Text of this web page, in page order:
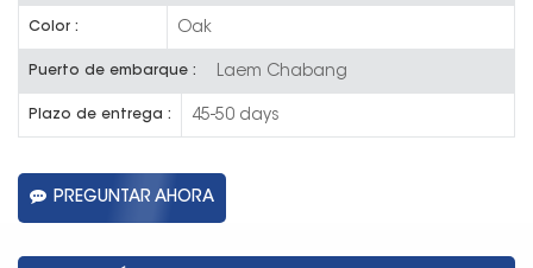
Color : Oak
Puerto de embarque : Laem Chabang
Plazo de entrega : 45-50 days
PREGUNTAR AHORA